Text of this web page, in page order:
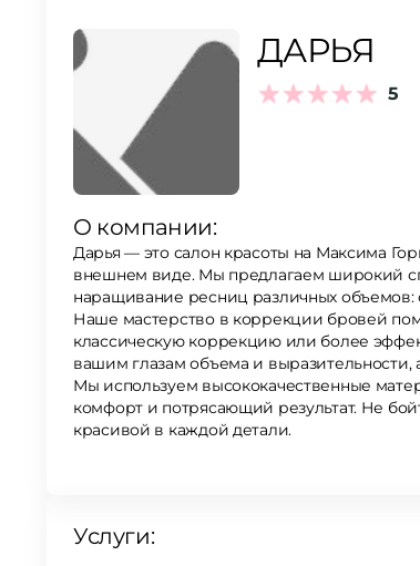
ДАРЬЯ
5
О компании:
Дарья — это салон красоты на Максима
внешнем виде. Мы предлагаем широкий
наращивание ресниц различных объемов:
Наше мастерство в коррекции бровей
классическую коррекцию или более
вашим глазам объема и
Мы используем высококачественные
комфорт и потрясающий результат. Не
красивой в каждой детали.
Услуги: